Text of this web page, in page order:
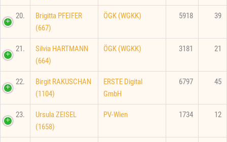
20.
Brigitta PFEIFER
(667)
ÖGK (WGKK) 5918 39
21.
Silvia HARTMANN
(664)
ÖGK (WGKK) 3181 21
22.
Birgit RAKUSCHAN
(1104)
ERSTE Digital
GmbH
6797 45
23.
Ursula ZEISEL
(1658)
PV-Wien 1734 12